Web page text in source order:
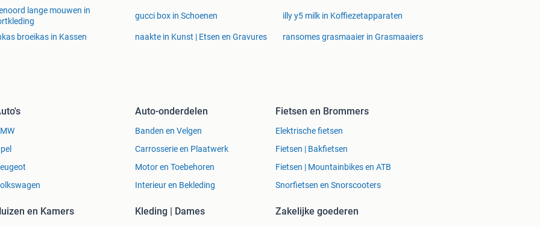
lange mouwen in
gucci box in Schoenen illy y5 milk in Koffiezetapparaten
broeikas in Kassen naakte in Kunst | Etsen en Gravures ransomes grasmaaier in Grasmaaiers
Auto-onderdelen
Banden en Velgen
Carrosserie en Plaatwerk
Motor en Toebehoren
Interieur en Bekleding
Fietsen en Brommers
Elektrische fietsen
Fietsen | Bakfietsen
Fietsen | Mountainbikes en ATB
Snorfietsen en Snorscooters
en Kamers Kleding | Dames Zakelijke goederen